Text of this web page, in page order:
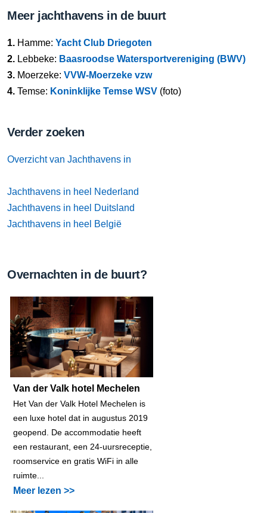
Meer jachthavens in de buurt
1. Hamme: Yacht Club Driegoten
2. Lebbeke: Baasroodse Watersportvereniging (BWV)
3. Moerzeke: VVW-Moerzeke vzw
4. Temse: Koninklijke Temse WSV (foto)
Verder zoeken
Overzicht van Jachthavens in
Jachthavens in heel Nederland
Jachthavens in heel Duitsland
Jachthavens in heel België
Overnachten in de buurt?
Van der Valk hotel Mechelen
Het Van der Valk Hotel Mechelen is
een luxe hotel dat in augustus 2019
geopend. De accommodatie heeft
een restaurant, een 24-uursreceptie,
roomservice en gratis WiFi in alle
ruimte...
Meer lezen >>